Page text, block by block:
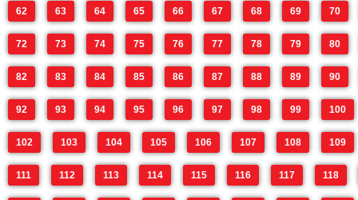
62 63 64 65 66 67 68 69 70
72 73 74 75 76 77 78 79 80
82 83 84 85 86 87 88 89 90
92 93 94 95 96 97 98 99 100
102 103 104 105 106 107 108 109
111 112 113 114 115 116 117 118